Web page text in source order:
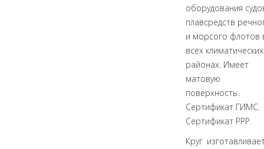
оборудования
плавсредств
и морсого флотов
всех климатических
районах. Имеет
матовую
поверхность.
Сертификат ГИМС.
Сертификат РРР.
Круг